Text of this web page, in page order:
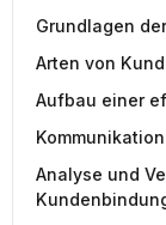
Grundlagen
Arten von
Aufbau einer
Analyse und